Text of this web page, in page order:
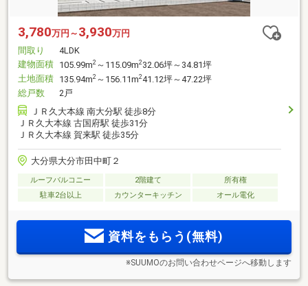
3,780万円～ 3,930万円
間取り
4LDK
建物面積 105.99m2 ～115.09m2 32.06坪～34.81坪
土地面積 135.94m2 ～156.11m241.12坪～47.22坪
総戸数
2戸
ＪＲ久大本線 南大分駅 徒歩8分
ＪＲ久大本線 古国府駅 徒歩31分
ＪＲ久大本線 賀来駅 徒歩35分
大分県大分市田中町２
ルーフバルコニー 2階建て
所有権
駐車2台以上
カウンターキッチン オール電化
資料をもらう(無料)
※SUUMOのお問い合わせページへ移動します